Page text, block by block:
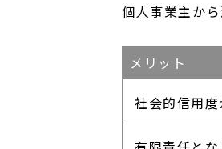
個人事業主か
メリット
社会的信用度